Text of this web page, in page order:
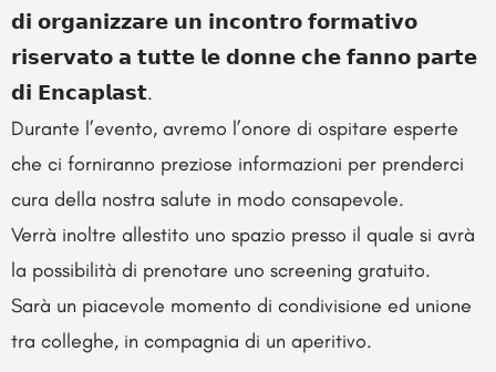
𝗱𝗶 𝗼𝗿𝗴𝗮𝗻𝗶𝘇𝘇𝗮𝗿𝗲 𝘂𝗻 𝗶𝗻𝗰𝗼𝗻𝘁𝗿𝗼 𝗳𝗼𝗿𝗺𝗮𝘁𝗶𝘃𝗼
𝗿𝗶𝘀𝗲𝗿𝘃𝗮𝘁𝗼 𝗮 𝘁𝘂𝘁𝘁𝗲 𝗹𝗲 𝗱𝗼𝗻𝗻𝗲 𝗰𝗵𝗲 𝗳𝗮𝗻𝗻𝗼 𝗽𝗮𝗿𝘁𝗲
𝗱𝗶 𝗘𝗻𝗰𝗮𝗽𝗹𝗮𝘀𝘁.
Durante l’evento, avremo l’onore di ospitare esperte
che ci forniranno preziose informazioni per prenderci
cura della nostra salute in modo consapevole.
Verrà inoltre allestito uno spazio presso il quale si avrà
la possibilità di prenotare uno screening gratuito.
Sarà un piacevole momento di condivisione ed unione
tra colleghe, in compagnia di un aperitivo.